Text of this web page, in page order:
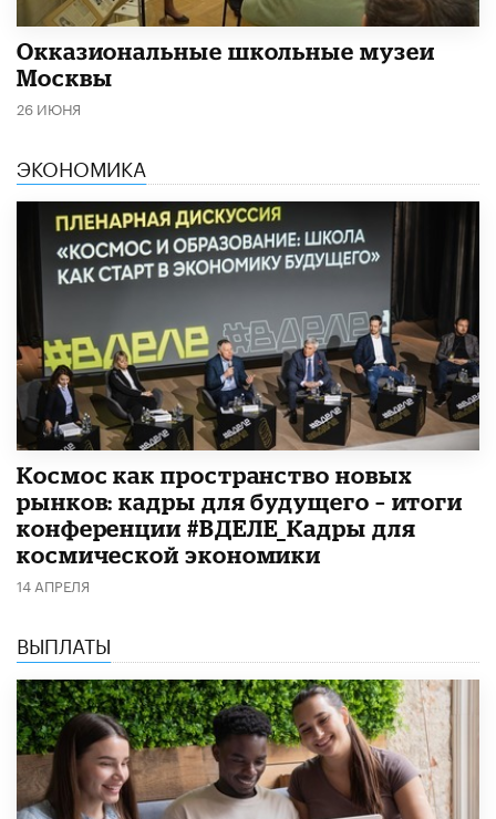
​Окказиональные школьные музеи
Москвы
26 ИЮНЯ
ЭКОНОМИКА
Космос как пространство новых
рынков: кадры для будущего – итоги
конференции #ВДЕЛЕ_Кадры для
космической экономики
14 АПРЕЛЯ
ВЫПЛАТЫ